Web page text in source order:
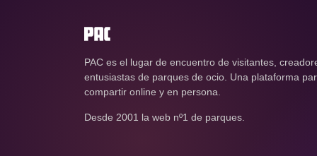
PAC es el lugar de encuentro de visitantes,
entusiastas de parques de ocio. Una plataforma
compartir online y en persona.
Desde 2001 la web nº1 de parques.